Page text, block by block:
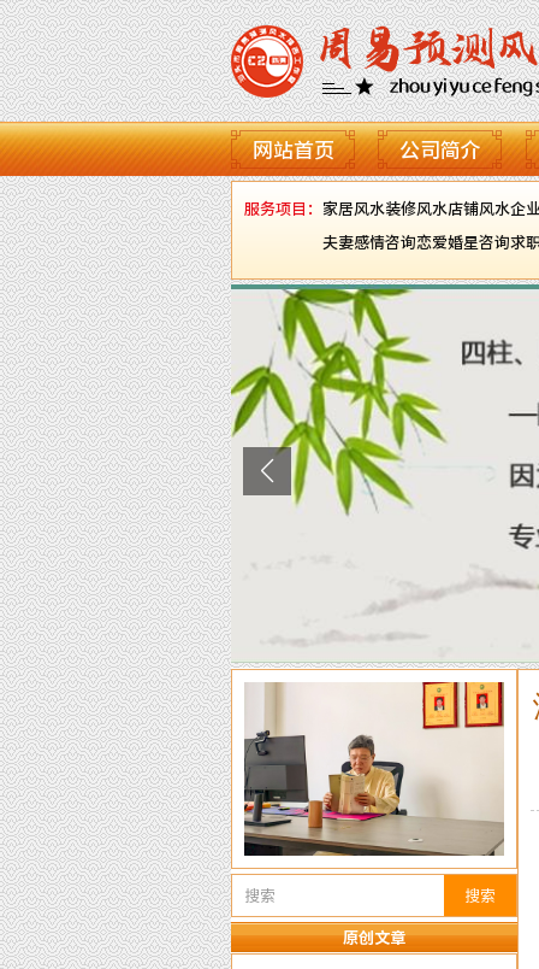
网站首页 公司简介
服务项目： 家居风水装修风水店铺风水企
夫妻感情咨询恋爱婚星咨询求
搜索
原创文章